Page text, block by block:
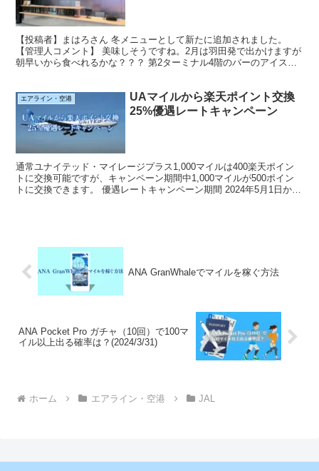
【投稿者】まはろさん 冬メニューとして新たに追加されました。
【管理人コメント】 美味しそうですね。2月は羽田発で出かけますが
朝早いから食べれるかな？？？ 第2ターミナル4階のバーのアイスマ
エアライン・空港
UAマイルから楽天ポイント交換
25%優遇レートキャンペーン
通常ユナイテッド・マイレージプラス1,000マイルは400楽天ポイン
トに交換可能ですが、キャンペーン期間中1,000マイルが500ポイン
トに交換できます。 優遇レートキャンペーン期間 2024年5月1日から
ANA GranWhaleでマイルを稼ぐ方法
ANA Pocket Pro ガチャ（10回）で100マ
イル以上出る確率は？(2024/3/31)
ホーム エアライン・空港 JAL